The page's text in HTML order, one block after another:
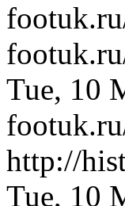
Tue, 10
http://
Tue, 10